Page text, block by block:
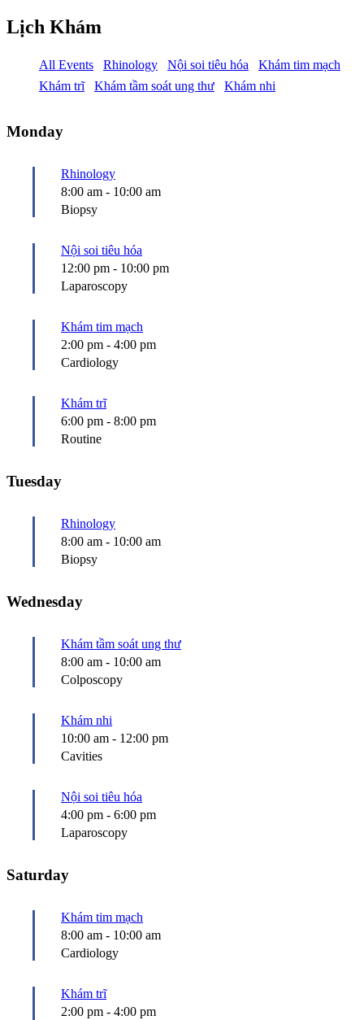
Lịch Khám
All Events Rhinology Nội soi tiêu hóa
Khám tim mạch
Khám trĩ
Khám tầm soát ung thư Khám nhi
Monday
Rhinology
8:00 am - 10:00 am
Biopsy
Nội soi tiêu hóa
12:00 pm - 10:00 pm
Laparoscopy
Khám tim mạch
2:00 pm - 4:00 pm
Cardiology
Khám trĩ
6:00 pm - 8:00 pm
Routine
Tuesday
Rhinology
8:00 am - 10:00 am
Biopsy
Wednesday
Khám tầm soát ung thư
8:00 am - 10:00 am
Colposcopy
Khám nhi
10:00 am - 12:00 pm
Cavities
Nội soi tiêu hóa
4:00 pm - 6:00 pm
Laparoscopy
Saturday
Khám tim mạch
8:00 am - 10:00 am
Cardiology
Khám trĩ
2:00 pm - 4:00 pm